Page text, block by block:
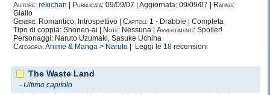
Autore: rekichan Pubblicata: 09/09/07 | Aggiornata: 09/09/07 |
Rating:
Giallo
Genere: Romantico, Introspettivo | Capitoli: 1 - Drabble | Completa
Tipo di coppia: Shonen-ai |
Note: Nessuna | Avvertimenti: Spoiler!
Personaggi: Naruto Uzumaki, Sasuke Uchiha
Categoria:Anime & Manga > Naruto | Leggi le 18 recensioni
The Waste Land
- Ultimo capitolo